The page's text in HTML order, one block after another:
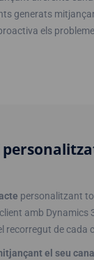
generats
els
personalitzant
amb Dynamics
recorregut de cada
el seu